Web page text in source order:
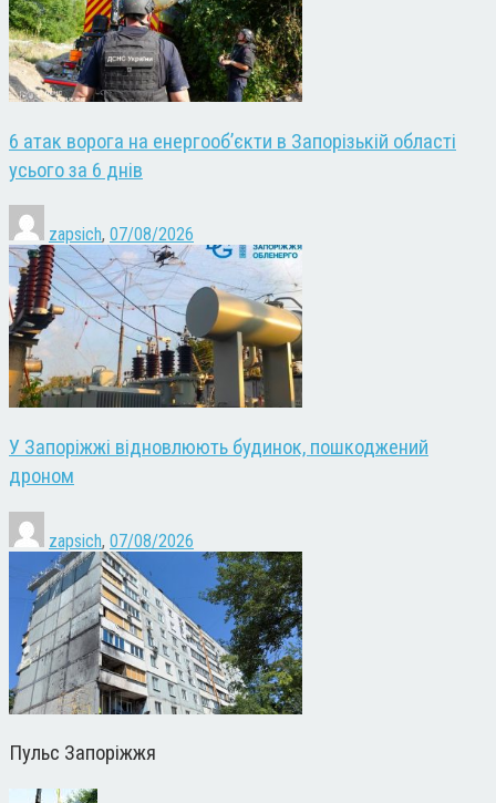
6 атак ворога на енергооб’єкти в Запорізькій області
усього за 6 днів
zapsich, 07/08/2026
У Запоріжжі відновлюють будинок, пошкоджений
дроном
zapsich, 07/08/2026
Пульс Запоріжжя